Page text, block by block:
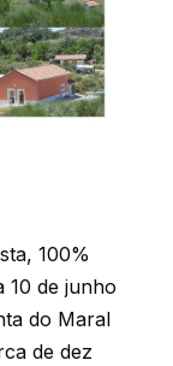
100%
10 de junho
do Maral
de dez